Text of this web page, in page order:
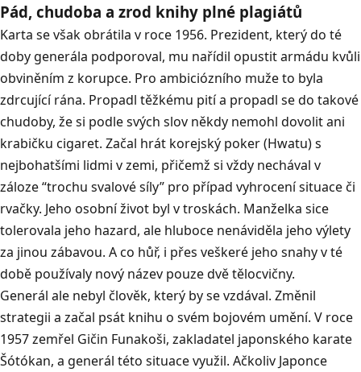
Pád, chudoba a zrod knihy plné plagiátů
Karta se však obrátila v roce 1956. Prezident, který do té
doby generála podporoval, mu nařídil opustit armádu kvůli
obviněním z korupce. Pro ambiciózního muže to byla
zdrcující rána. Propadl těžkému pití a propadl se do takové
chudoby, že si podle svých slov někdy nemohl dovolit ani
krabičku cigaret. Začal hrát korejský poker (Hwatu) s
nejbohatšími lidmi v zemi, přičemž si vždy nechával v
záloze “trochu svalové síly” pro případ vyhrocení situace či
rvačky. Jeho osobní život byl v troskách. Manželka sice
tolerovala jeho hazard, ale hluboce nenáviděla jeho výlety
za jinou zábavou. A co hůř, i přes veškeré jeho snahy v té
době používaly nový název pouze dvě tělocvičny.
Generál ale nebyl člověk, který by se vzdával. Změnil
strategii a začal psát knihu o svém bojovém umění. V roce
1957 zemřel Gičin Funakoši, zakladatel japonského karate
Šótókan, a generál této situace využil. Ačkoliv Japonce